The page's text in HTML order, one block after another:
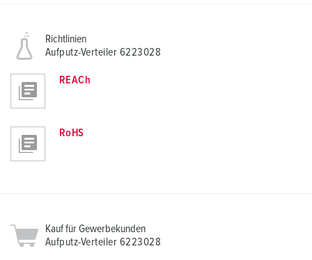
Richtlinien
Aufputz-Verteiler 6223028
REACh
RoHS
Kauf für Gewerbekunden
Aufputz-Verteiler 6223028